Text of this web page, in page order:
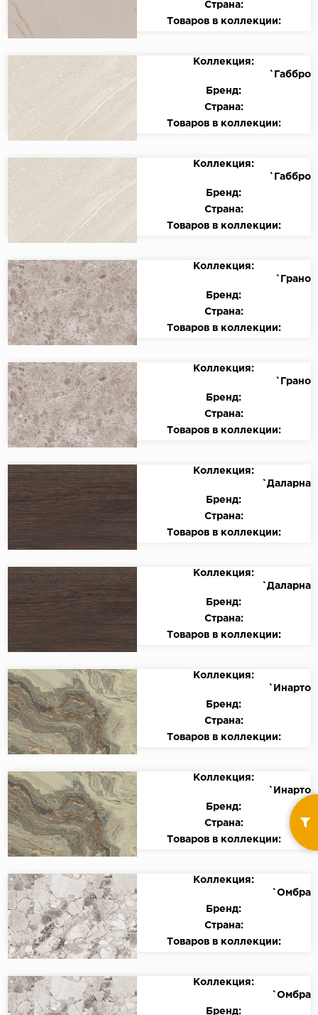
Страна:
Товаров в коллекции:
Коллекция:
`Габбро
Бренд:
Страна:
Товаров в коллекции:
Коллекция:
`Габбро
Бренд:
Страна:
Товаров в коллекции:
Коллекция:
`Грано
Бренд:
Страна:
Товаров в коллекции:
Коллекция:
`Грано
Бренд:
Страна:
Товаров в коллекции:
Коллекция:
`Даларна
Бренд:
Страна:
Товаров в коллекции:
Коллекция:
`Даларна
Бренд:
Страна:
Товаров в коллекции:
Коллекция:
`Инарто
Бренд:
Страна:
Товаров в коллекции:
Коллекция:
`Инарто
Бренд:
Страна:
Товаров в коллекции:
Коллекция:
`Омбра
Бренд:
Страна:
Товаров в коллекции:
Коллекция:
`Омбра
Бренд: